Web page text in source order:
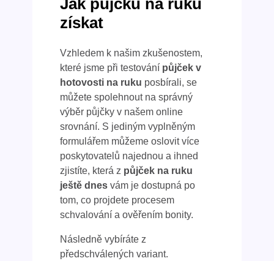
získat
Vzhledem k našim zkušenostem,
které jsme při testování půjček v
hotovosti na ruku posbírali, se
můžete spolehnout na správný
výběr půjčky v našem online
srovnání. S jediným vyplněným
formulářem můžeme oslovit více
poskytovatelů najednou a ihned
zjistíte, která z půjček na ruku
ještě dnesvám je dostupná po
tom, co projdete procesem
schvalování a ověřením bonity.
Následně vybíráte z
předschválených variant.